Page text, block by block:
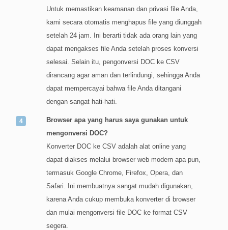
Untuk memastikan keamanan dan privasi file Anda,
kami secara otomatis menghapus file yang diunggah
setelah 24 jam. Ini berarti tidak ada orang lain yang
dapat mengakses file Anda setelah proses konversi
selesai. Selain itu, pengonversi DOC ke CSV
dirancang agar aman dan terlindungi, sehingga Anda
dapat mempercayai bahwa file Anda ditangani
dengan sangat hati-hati.
Browser apa yang harus saya gunakan untuk
mengonversi DOC?
Konverter DOC ke CSV adalah alat online yang
dapat diakses melalui browser web modern apa pun,
termasuk Google Chrome, Firefox, Opera, dan
Safari. Ini membuatnya sangat mudah digunakan,
karena Anda cukup membuka konverter di browser
dan mulai mengonversi file DOC ke format CSV
segera.